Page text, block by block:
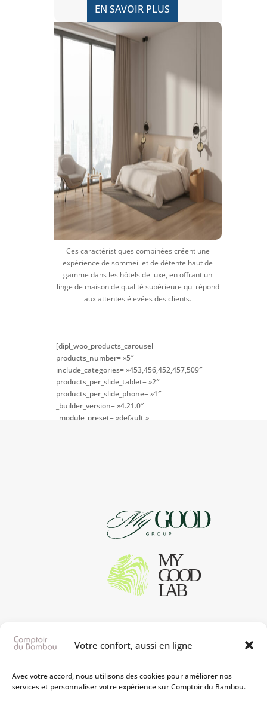
Votre confort, aussi en ligne
Avec votre accord, nous utilisons des cookies pour améliorer nos
services et personnaliser votre expérience sur Comptoir du Bambou.
EN SAVOIR PLUS
Ces caractéristiques combinées créent une
expérience de sommeil et de détente haut de
gamme dans les hôtels de luxe, en offrant un
linge de maison de qualité supérieure qui répond
aux attentes élevées des clients.
[dipl_woo_products_carousel
products_number= »5″
include_categories= »453,456,452,457,509″
products_per_slide_tablet= »2″
products_per_slide_phone= »1″
_builder_version= »4.21.0″
_module_preset= »default »